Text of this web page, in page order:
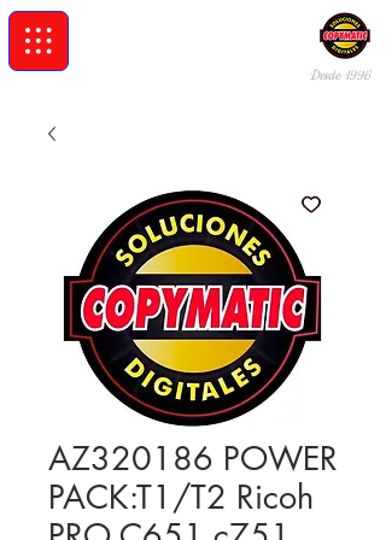
Desde 1996
AZ320186 POWER
PACK:T1/T2 Ricoh